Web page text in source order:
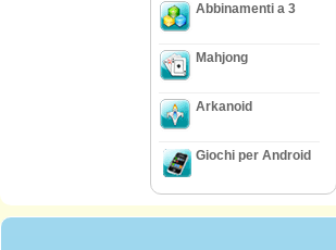
Abbinamenti a 3
Mahjong
Arkanoid
Giochi per Android